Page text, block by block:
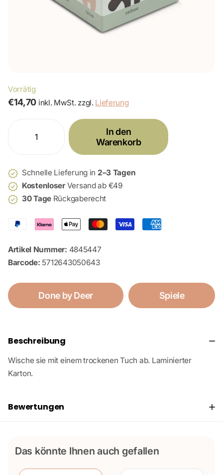
Vorrätig
€14,70 inkl. MwSt. zzgl. Lieferung
In den
Warenkorb
Schnelle Lieferung in 2–3 Tagen
KostenloserVersand ab €49
30 Tage Rückgaberecht
Artikel Nummer: 4845447
Barcode: 5712643050643
Done by Deer Spiele
Beschreibung
Wische sie mit einem trockenen Tuch ab. Laminierter
Karton.
Bewertungen
Das könnte Ihnen auch gefallen